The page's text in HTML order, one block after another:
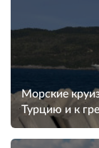
Морские
Турцию и к